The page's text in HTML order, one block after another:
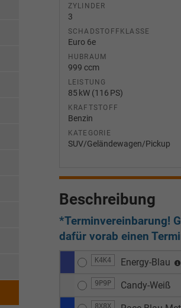
ZYLINDER
3
SCHADSTOFFKLASSE
Euro 6e
HUBRAUM
999 ccm
LEISTUNG
85 kW (116 PS)
KRAFTSTOFF
Benzin
KATEGORIE
SUV/Geländewagen/Pickup
Beschreibung
*Terminvereinbarung!
dafür vorab einen
K4K4 Energy-Blau
9P9P Candy-Weiß